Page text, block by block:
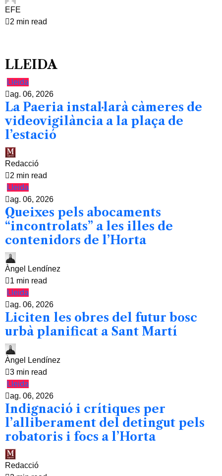
EFE
2 min read
LLEIDA
Lleida
ag. 06, 2026
La Paeria instal·larà càmeres de
videovigilància a la plaça de
l’estació
Redacció
2 min read
Lleida
ag. 06, 2026
Queixes pels abocaments
“incontrolats” a les illes de
contenidors de l’Horta
Àngel Lendínez
1 min read
Lleida
ag. 06, 2026
Liciten les obres del futur bosc
urbà planificat a Sant Martí
Àngel Lendínez
3 min read
Lleida
ag. 06, 2026
Indignació i crítiques per
l’alliberament del detingut pels
robatoris i focs a l’Horta
Redacció